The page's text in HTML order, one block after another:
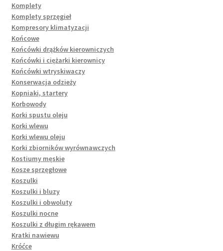
Komplety
Komplety sprzęgieł
Kompresory klimatyzacji
Końcowe
Końcówki drążków kierowniczych
Końcówki i ciężarki kierownicy
Końcówki wtryskiwaczy
Konserwacja odzieży
Kopniaki, startery
Korbowody
Korki spustu oleju
Korki wlewu
Korki wlewu oleju
Korki zbiorników wyrównawczych
Kostiumy męskie
Kosze sprzęgłowe
Koszulki
Koszulki i bluzy
Koszulki i obwoluty
Koszulki nocne
Koszulki z długim rękawem
Kratki nawiewu
Króćce